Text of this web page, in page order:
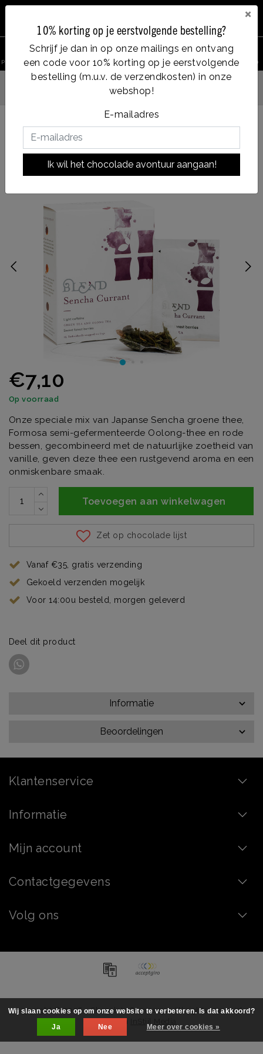
×
10% korting op je eerstvolgende bestelling?
Schrijf je dan in op onze mailings en ontvang
een code voor 10% korting op je eerstvolgende
bestelling (m.u.v. de verzendkosten) in onze
webshop!
E-mailadres
Ik wil het chocolade avontuur aangaan!
Vanaf €35, gratis
Terug naar HOME|Sencha Currant
Sencha Currant
€7,10
Op voorraad
Onze speciale mix van Japanse Sencha groene thee,
Formosa semi-gefermenteerde Oolong-thee en rode
bessen, gecombineerd met de natuurlijke zoetheid van
vanille, geven deze thee een rustgevend aroma en een
onmiskenbare smaak.
Toevoegen aan winkelwagen
Zet op chocolade lijst
Vanaf €35, gratis verzending
Gekoeld verzenden mogelijk
Voor 14:00u besteld, morgen geleverd
Deel dit product
Informatie
Beoordelingen
Klantenservice
Informatie
Mijn account
Contactgegevens
Volg ons
Copyright © 2026 - Chocolate Company - All rights reserved -
Realization
product zoeken Account Menu Verlanglijst Winkelwagen
Wij slaan cookies op om onze website te verbeteren. Is dat akkoord?
Ja
Nee Meer over cookies »